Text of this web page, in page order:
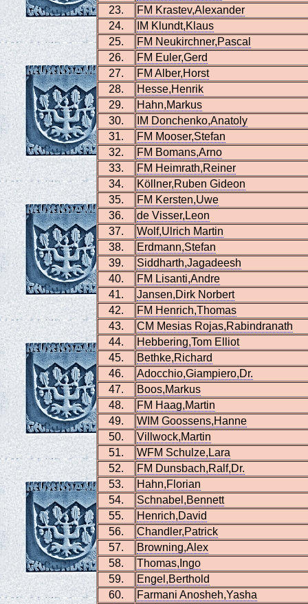
23.
FM Krastev,Alexander
24.
IM Klundt,Klaus
25.
FM Neukirchner,Pascal
26.
FM Euler,Gerd
27.
FM Alber,Horst
28.
Hesse,Henrik
29.
Hahn,Markus
30.
IM Donchenko,Anatoly
31.
FM Mooser,Stefan
32.
FM Bomans,Arno
33.
FM Heimrath,Reiner
34.
Köllner,Ruben Gideon
35.
FM Kersten,Uwe
36.
de Visser,Leon
37.
Wolf,Ulrich Martin
38.
Erdmann,Stefan
39.
Siddharth,Jagadeesh
40.
FM Lisanti,Andre
41.
Jansen,Dirk Norbert
42.
FM Henrich,Thomas
43.
CM Mesias Rojas,Rabindranath
44.
Hebbering,Tom Elliot
45.
Bethke,Richard
46.
Adocchio,Giampiero,Dr.
47.
Boos,Markus
48.
FM Haag,Martin
49.
WIM Goossens,Hanne
50.
Villwock,Martin
51.
WFM Schulze,Lara
52.
FM Dunsbach,Ralf,Dr.
53.
Hahn,Florian
54.
Schnabel,Bennett
55.
Henrich,David
56.
Chandler,Patrick
57.
Browning,Alex
58.
Thomas,Ingo
59.
Engel,Berthold
60.
Farmani Anosheh,Yasha